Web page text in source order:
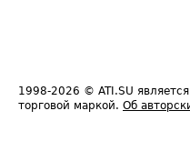
1998-2026 © ATI.SU
торговой маркой. Об